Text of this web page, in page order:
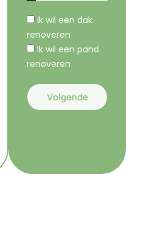
Ik wil een dak
renoveren
Ik wil een pand
renoveren
Volgende
r